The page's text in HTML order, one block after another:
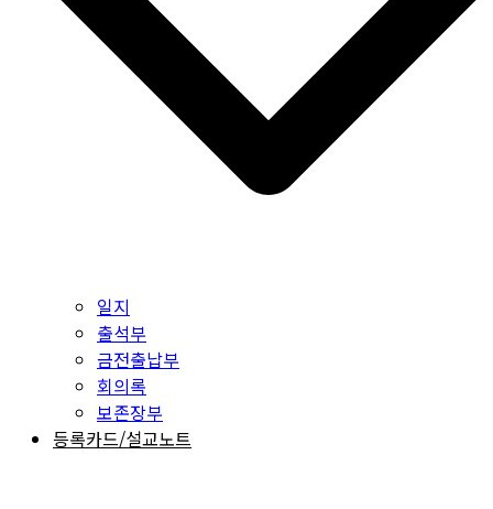
일지
출석부
금전출납부
회의록
보존장부
등록카드/설교노트